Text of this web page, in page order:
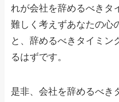
れが会社を辞めるべきタ
難しく考えずあなたの心
と、辞めるべきタイミン
るはずです。
是非、会社を辞めるべき